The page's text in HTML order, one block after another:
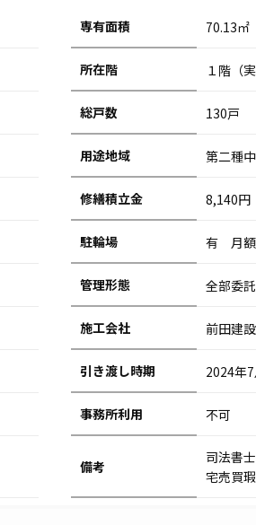
専有面積 70.13㎡
所在階 １階（
総戸数 130戸
用途地域 第二種
修繕積立金 8,140円
駐輪場 有 月額
管理形態 全部委
施工会社 前田建
引き渡し時期 2024年
事務所利用 不可
備考
司法書
宅売買